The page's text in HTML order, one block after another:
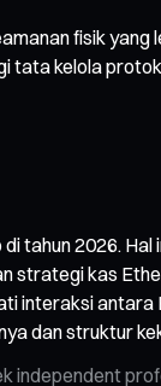
fisik
tata kelola
tahun 2026.
strategi kas
interaksi
dan struktur